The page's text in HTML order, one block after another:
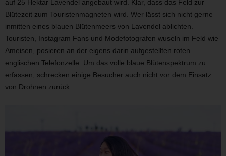
auf 25 Hektar Lavendel angebaut wird. Klar, dass das Feld zur
Blütezeit zum Touristenmagneten wird. Wer lässt sich nicht gerne
inmitten eines blauen Blütenmeers von Lavendel ablichten.
Touristen, Instagram Fans und Modefotografen wuseln im Feld wie
Ameisen, posieren an der eigens darin aufgestellten roten
englischen Telefonzelle. Um das volle blaue Blütenspektrum zu
erfassen, schrecken einige Besucher auch nicht vor dem Einsatz
von Drohnen zurück.